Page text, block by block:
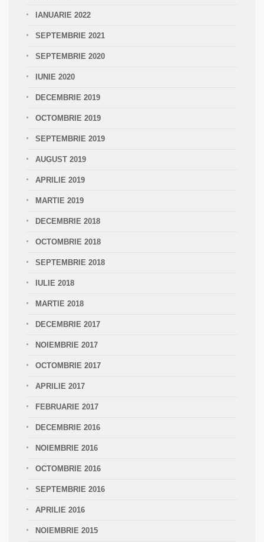
IANUARIE 2022
SEPTEMBRIE 2021
SEPTEMBRIE 2020
IUNIE 2020
DECEMBRIE 2019
OCTOMBRIE 2019
SEPTEMBRIE 2019
AUGUST 2019
APRILIE 2019
MARTIE 2019
DECEMBRIE 2018
OCTOMBRIE 2018
SEPTEMBRIE 2018
IULIE 2018
MARTIE 2018
DECEMBRIE 2017
NOIEMBRIE 2017
OCTOMBRIE 2017
APRILIE 2017
FEBRUARIE 2017
DECEMBRIE 2016
NOIEMBRIE 2016
OCTOMBRIE 2016
SEPTEMBRIE 2016
APRILIE 2016
NOIEMBRIE 2015